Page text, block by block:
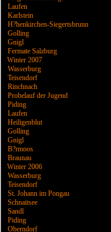
Laufen
Karlstein
H?henkirchen-Siegertsbrunn
Golling
Gnigl
Fermate Salzburg
Winter 2007
Wasserburg
Teisendorf
Rinchnach
Probelauf der Jugend
Piding
Laufen
Heiligenblut
Golling
Gnigl
B?rmoos
Braunau
Winter 2006
Wasserburg
Teisendorf
St. Johann im Pongau
Schnaitsee
Sandl
Piding
Oberndorf